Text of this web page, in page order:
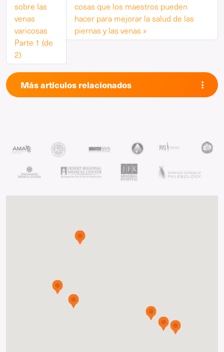
sobre las
venas
varicosas
Parte 1 (de
2)
cosas que los maestros pueden
hacer para mejorar la salud de las
piernas y las venas
Más artículos relacionados